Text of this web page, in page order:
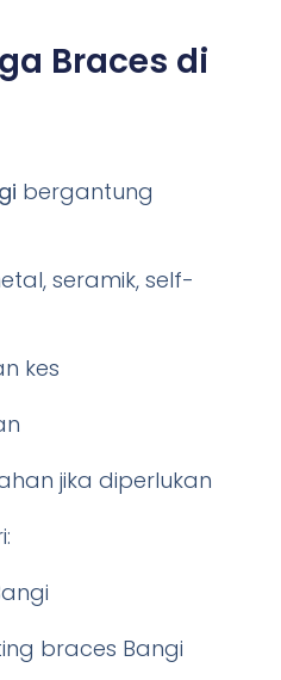
Braces di
bergantung
seramik, self-
kes
jika diperlukan
braces Bangi